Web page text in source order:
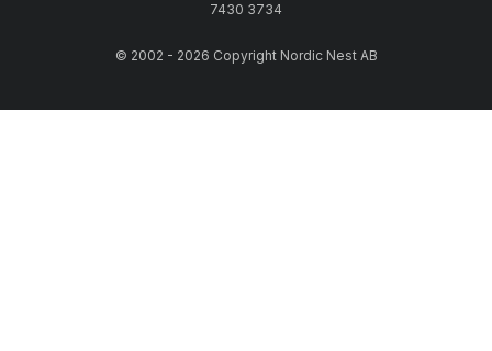
7430 3734
© 2002 - 2026 Copyright Nordic Nest AB